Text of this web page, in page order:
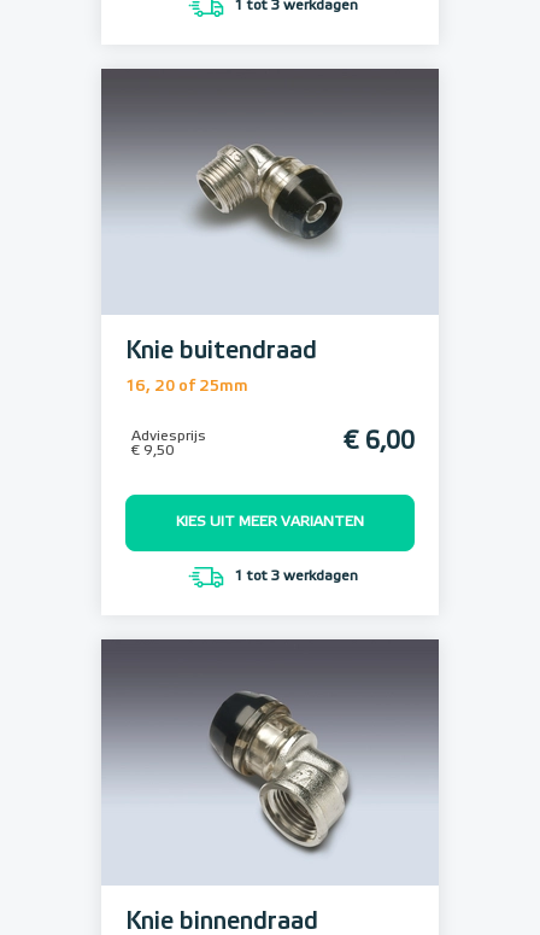
1 tot 3 werkdagen
Knie buitendraad
16, 20 of 25mm
Adviesprijs
€ 9,50
€ 6,00
KIES UIT MEER VARIANTEN
1 tot 3 werkdagen
Knie binnendraad